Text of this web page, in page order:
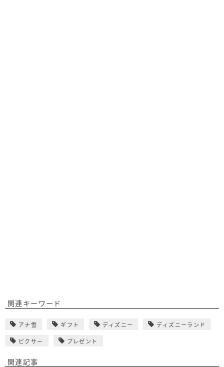
関連キーワード
アナ雪 ギフト ディズニー ディズニーランド
ピクサー プレゼント
関連記事